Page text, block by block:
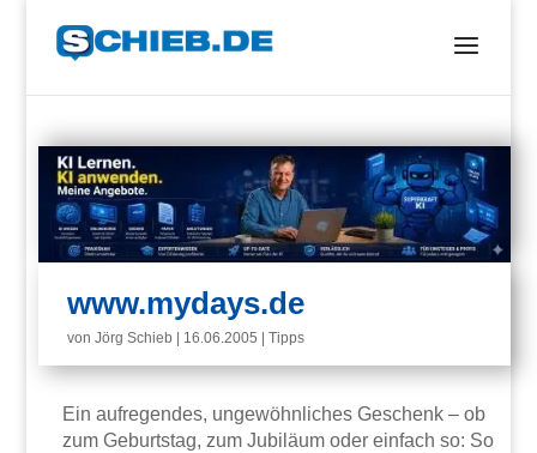
www.mydays.de
vonJörg Schieb 16.06.2005 |Tipps
Ein aufregendes, ungewöhnliches Geschenk – ob
zum Geburtstag, zum Jubiläum oder einfach so: So